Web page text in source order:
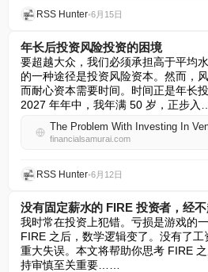
RSS Hunter•6月15日
年长后投资风险投资的困境
要超越大众，我们必须承担高于平均
的一种途径是投资风险资本。然而，
而耐心资本需要时间。时间正是年长
2027 年年中，我年满 50 岁，正步入
financialsamurai.com
RSS Hunter•6月12日
没有固定薪水的 FIRE 投资者，经不
我时常在投资上犯错。亏损是游戏的
FIRE 之后，数学逻辑变了。没有了
重大失误。本文将帮助你思考 FIRE
持审慎至关重要……